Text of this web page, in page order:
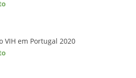
VIH em Portugal 2020